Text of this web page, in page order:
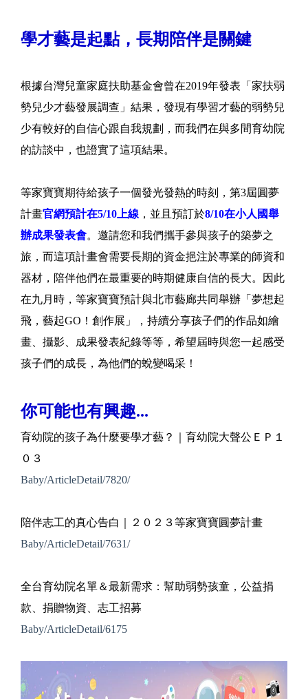
學才藝是起點，長期陪伴是關鍵
根據台灣兒童家庭扶助基金會曾在2019年發表「家扶弱
勢兒少才藝發展調查」結果，發現有學習才藝的弱勢兒
少有較好的自信心跟自我規劃，而我們在與多間育幼院
的訪談中，也證實了這項結果。
等家寶寶期待給孩子一個發光發熱的時刻，第3屆圓夢
計畫官網預計在5/10上線 ，並且預訂於8/10在小人國舉
辦成果發表會。邀請您和我們攜手參與孩子的築夢之
旅，而這項計畫會需要長期的資金挹注於專業的師資和
器材，陪伴他們在最重要的時期健康自信的長大。因此
在九月時，等家寶寶預計與北市藝廊共同舉辦「夢想起
飛，藝起GO！創作展」，持續分享孩子們的作品如繪
畫、攝影、成果發表紀錄等等，希望屆時與您一起感受
孩子們的成長，為他們的蛻變喝采！
你可能也有興趣...
育幼院的孩子為什麼要學才藝？｜育幼院大聲公ＥＰ１
０３
Baby/ArticleDetail/7820/
陪伴志工的真心告白｜２０２３等家寶寶圓夢計畫
Baby/ArticleDetail/7631/
全台育幼院名單＆最新需求：幫助弱勢孩童，公益捐
款、捐贈物資、志工招募
Baby/ArticleDetail/6175